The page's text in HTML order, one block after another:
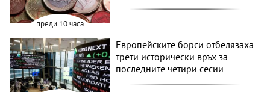
преди 10 часа
Европейските борси отбелязаха
трети исторически връх за
последните четири сесии